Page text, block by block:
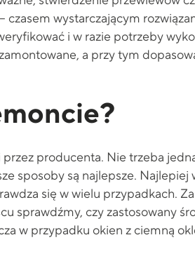
wystarczającym
i w razie potrzeby
a przy tym
producenta. Nie trzeba
sposoby są najlepsze. Najlepiej
się w wielu przypadkach.
sprawdźmy, czy zastosowany
w przypadku okien z ciemną